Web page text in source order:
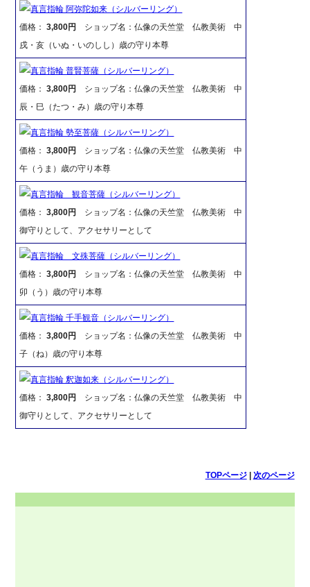
真言指輪 阿弥陀如来（シルバーリング）
価格：3,800円
ショップ名：仏像の天竺堂 仏教美術 中
戌・亥（いぬ・いのしし）歳の守り本尊
真言指輪 普賢菩薩（シルバーリング）
価格：3,800円
ショップ名：仏像の天竺堂 仏教美術 中
辰・巳（たつ・み）歳の守り本尊
真言指輪 勢至菩薩（シルバーリング）
価格：3,800円
ショップ名：仏像の天竺堂 仏教美術 中
午（うま）歳の守り本尊
真言指輪 観音菩薩（シルバーリング）
価格：3,800円
ショップ名：仏像の天竺堂 仏教美術 中
御守りとして、アクセサリーとして
真言指輪 文殊菩薩（シルバーリング）
価格：3,800円
ショップ名：仏像の天竺堂 仏教美術 中
卯（う）歳の守り本尊
真言指輪 千手観音（シルバーリング）
価格：3,800円
ショップ名：仏像の天竺堂 仏教美術 中
子（ね）歳の守り本尊
真言指輪 釈迦如来（シルバーリング）
価格：3,800円
ショップ名：仏像の天竺堂 仏教美術 中
御守りとして、アクセサリーとして
TOPページ| 次のページ